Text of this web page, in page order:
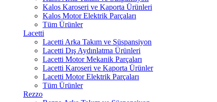
Kalos Karoseri ve Kaporta Ürünleri
Kalos Motor Elektrik Parçaları
Tüm Ürünler
Lacetti
Lacetti Arka Takım ve Süspansiyon
Lacetti Dış Aydınlatma Ürünleri
Lacetti Motor Mekanik Parçaları
Lacetti Karoseri ve Kaporta Ürünler
Lacetti Motor Elektrik Parçaları
Tüm Ürünler
Rezzo